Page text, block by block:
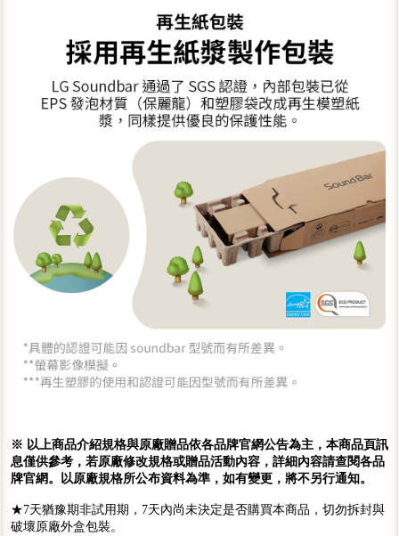
※ 以上商品介紹規格與原廠贈品依各品牌官網公告為主，本商品頁訊
息僅供參考，若原廠修改規格或贈品活動內容，詳細內容請查閱各品
牌官網。以原廠規格所公布資料為準，如有變更，將不另行通知。
★7天猶豫期非試用期，7天內尚未決定是否購買本商品，切勿拆封與
破壞原廠外盒包裝。